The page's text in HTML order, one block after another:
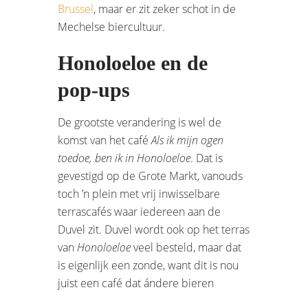
Brussel, maar er zit zeker schot in de
Mechelse biercultuur.
Honoloeloe en de
pop-ups
De grootste verandering is wel de
komst van het caféAls ik mijn ogen
toedoe, ben ik in Honoloeloe. Dat is
gevestigd op de Grote Markt, vanouds
toch ’n plein met vrij inwisselbare
terrascafés waar iedereen aan de
Duvel zit. Duvel wordt ook op het terras
van Honoloeloeveel besteld, maar dat
is eigenlijk een zonde, want dit is nou
juist een café dat ándere bieren